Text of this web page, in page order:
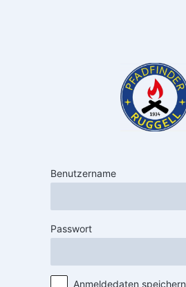
Benutzername
Passwort
Anmeldedaten speichern